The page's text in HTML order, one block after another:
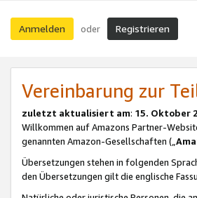
Anmelden oder Registrieren
Vereinbarung zur
zuletzt aktualisiert am: 15. Oktober
Willkommen auf Amazons Partner-
genannten Amazon-Gesellschaften („
Übersetzungen stehen in folgenden
den Übersetzungen gilt die englische